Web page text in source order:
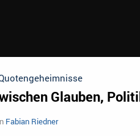
Glauben,
Fabian Riedner